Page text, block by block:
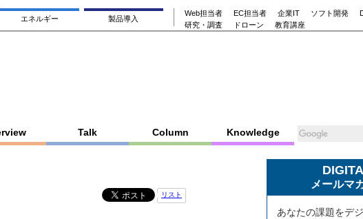
エネルギー 製品導入
Web担当者 EC担当者 企業IT ソフト開発
研究・調査
ドローン 教育講座
Talk Column Knowledge
リスト
メールマ
あなたの課題をデ